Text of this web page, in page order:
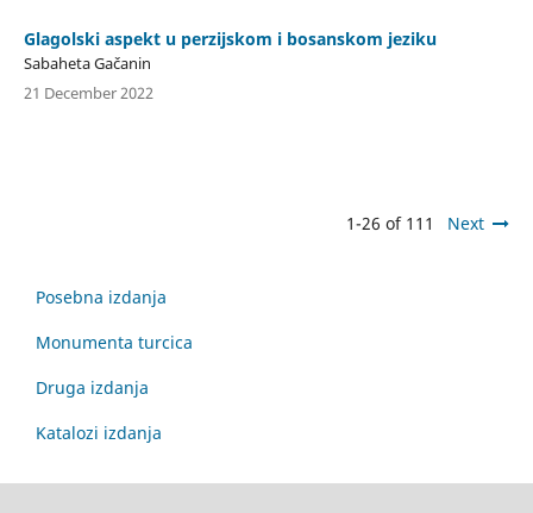
Glagolski aspekt u perzijskom i bosanskom jeziku
Sabaheta Gačanin
21 December 2022
1-26 of 111 Next
Posebna izdanja
Monumenta turcica
Druga izdanja
Katalozi izdanja